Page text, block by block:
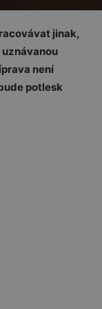
jinak,
není
potlesk